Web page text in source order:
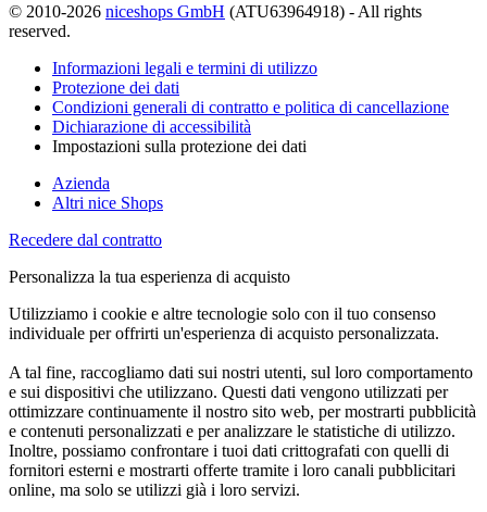
© 2010-2026 niceshops GmbH (ATU63964918) - All rights
reserved.
Informazioni legali e termini di utilizzo
Protezione dei dati
Condizioni generali di contratto e politica di cancellazione
Dichiarazione di accessibilità
Impostazioni sulla protezione dei dati
Azienda
Altri nice Shops
Recedere dal contratto
Personalizza la tua esperienza di acquisto
Utilizziamo i cookie e altre tecnologie solo con il tuo consenso
individuale per offrirti un'esperienza di acquisto personalizzata.
A tal fine, raccogliamo dati sui nostri utenti, sul loro comportamento
e sui dispositivi che utilizzano. Questi dati vengono utilizzati per
ottimizzare continuamente il nostro sito web, per mostrarti pubblicità
e contenuti personalizzati e per analizzare le statistiche di utilizzo.
Inoltre, possiamo confrontare i tuoi dati crittografati con quelli di
fornitori esterni e mostrarti offerte tramite i loro canali pubblicitari
online, ma solo se utilizzi già i loro servizi.